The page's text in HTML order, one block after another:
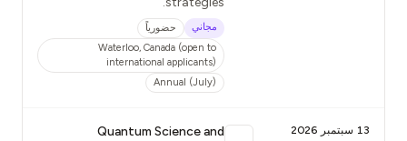
مجاني
حضورياً
Waterloo, Canada (open to
international applicants)
Annual (July)
13 سبتمبر 2026
Quantum Science and